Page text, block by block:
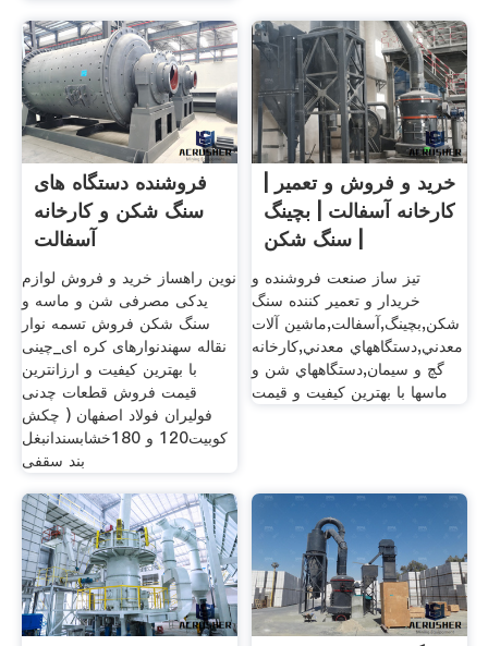
فروشنده دستگاه های
سنگ شکن و کارخانه
آسفالت
نوین راهساز خرید و فروش لوازم
یدکی مصرفی شن و ماسه و
سنگ شکن فروش تسمه نوار
نقاله سهندنوارهای کره ای_چینی
با بهترین کیفیت و ارزانترین
قیمت فروش قطعات چدنی
فولیران فولاد اصفهان ( چکش
کوبیت120 و 180خشابسندانبغل
بند سقفی
خريد و فروش و تعمير |
کارخانه آسفالت | بچينگ
| سنگ شکن
تيز ساز صنعت فروشنده و
خريدار و تعمير کننده سنگ
شکن,بچينگ,آسفالت,ماشين آلات
معدني,دستگاههاي معدني,کارخانه
گچ و سيمان,دستگاههاي شن و
ماسها با بهترين کيفيت و قيمت